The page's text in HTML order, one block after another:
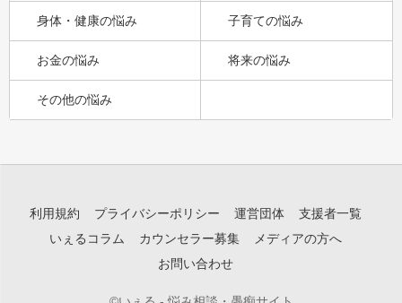
身体・健康の悩み 子育ての悩み
お金の悩み 将来の悩み
その他の悩み
利用規約 プライバシーポリシー 運営団体
支援者一覧
いぇるコラム
カウンセラー募集
メディアの方へ
お問い合わせ